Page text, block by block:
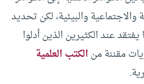
والبيئية، لكن تحديد
عند الكثيرين الذين أدلوا
مقننة منالكتب العلمية